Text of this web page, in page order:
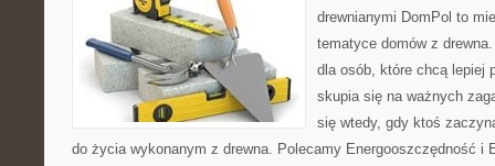
drewnianymi DomPol to
tematyce domów z
dla osób, które chcą lepiej
skupia się na ważnych
się wtedy, gdy ktoś
do życia wykonanym z drewna. Polecamy Energooszczędność i